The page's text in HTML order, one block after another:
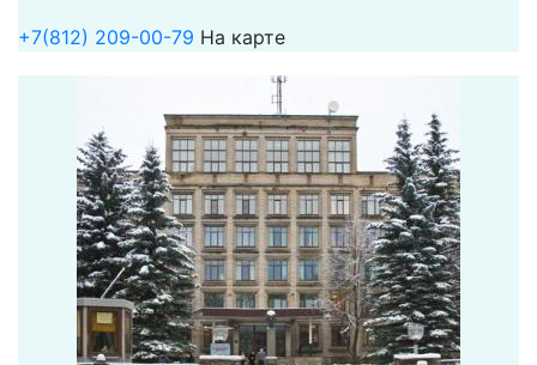
+7(812) 209-00-79 На карте